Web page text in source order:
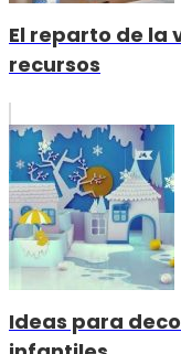
El reparto de la
recursos
Ideas para